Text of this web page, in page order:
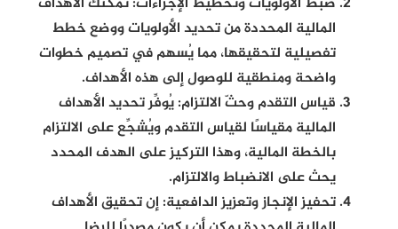
المالية المحددة من تحديد الأولويات ووضع خطط
تفصيلية لتحقيقها، مما يُسهم في تصميم خطوات
واضحة ومنطقية للوصول إلى هذه الأهداف.
قياس التقدم وحثّ الالتزام:يُوفِّر تحديد الأهداف
المالية مقياسًا لقياس التقدم ويُشجِّع على الالتزام
بالخطة المالية، وهذا التركيز على الهدف المحدد
يحث على الانضباط والالتزام.
تحفيز الإنجاز وتعزيز الدافعية:إن تحقيق الأهداف